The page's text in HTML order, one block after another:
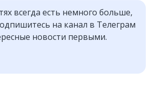
всегда есть немного больше,
на канал в Телеграм
новости первыми.